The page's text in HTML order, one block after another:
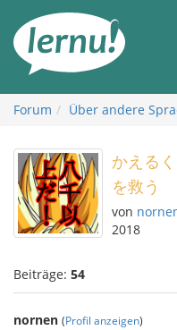
Inhalt
Forum Über andere
かえる
を救う
von
2018
Beiträge: 54
nornen (Profil anzeigen)